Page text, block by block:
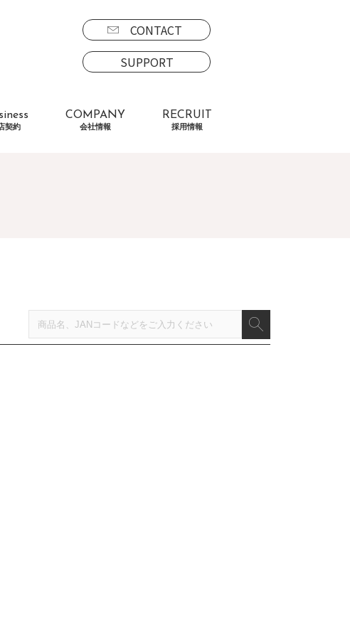
CONTACT
SUPPORT
契約
COMPANY
会社情報
RECRUIT
採用情報